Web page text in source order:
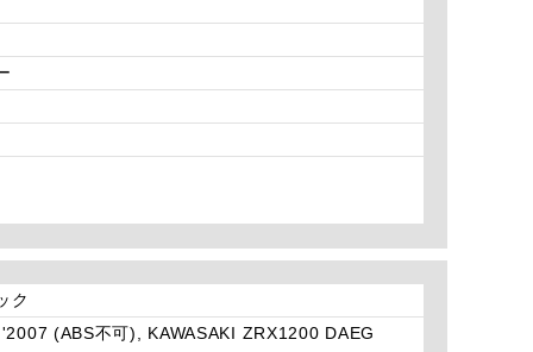
ク
(ABS不可), KAWASAKI ZRX1200 DAEG